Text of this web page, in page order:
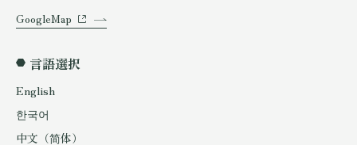
GoogleMap
言語選択
English
한국어
中文（简体）